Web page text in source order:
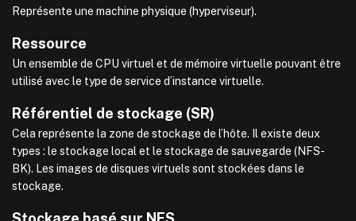
Représente une machine physique (hyperviseur).
Ressource
Un ensemble de CPU virtuel et de mémoire virtuelle pouvant être
utilisé avec le type de service d’instance virtuelle.
Référentiel de stockage (SR)
Cela représente la zone de stockage de l’hôte. Il existe deux
types : le stockage local et le stockage de sauvegarde (NFS-
BK). Les images de disques virtuels sont stockées dans le
stockage.